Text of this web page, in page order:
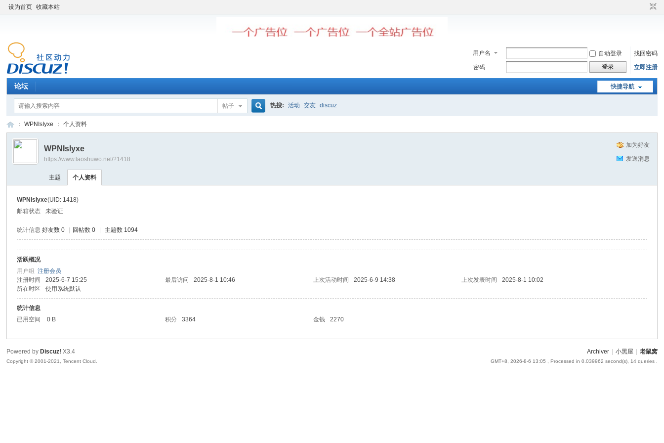
设为首页 收藏本站
用户名 自动登录
找回密码
密码
登录 立即注册
快捷导航
论坛
帖子 热搜: 活动 交友 discuz
窝
›
WPNIsIyxe 个人资料
加为好友
发送消息
WPNIsIyxe
https://www.laoshuwo.net/?1418
主题 个人资料
WPNIsIyxe(UID: 1418)
邮箱状态
未验证
统计信息 好友数 0 回帖数 0 主题数 1094
活跃概况
用户组注册会员
注册时间
2025-6-7 15:25 最后访问 2025-8-1 10:46 上次活动时间 2025-6-9 14:38 上次发表时间
2025-8-1 10:02
所在时区
使用系统默认
统计信息
已用空间
0 B 积分 3364 金钱 2270
Archiver 小黑屋 老鼠窝
GMT+8, 2026-8-6 13:05 , Processed in 0.039962 second(s), 14 queries .
Powered by Discuz! X3.4
Copyright © 2001-2021, Tencent Cloud.